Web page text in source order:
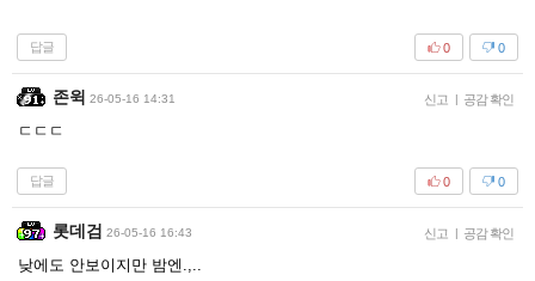
답글 0
0
존윅 26-05-16 14:31 신고 공감 확인
ㄷㄷㄷ
답글 0
0
롯데검 26-05-16 16:43 신고 공감 확인
낮에도 안보이지만 밤엔.,..